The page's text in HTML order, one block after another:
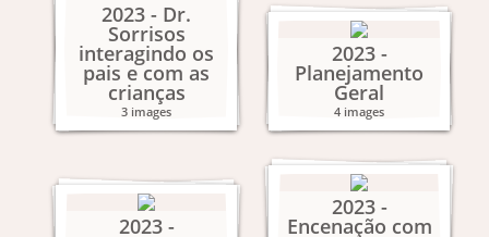
2023 - Dr.
Sorrisos
interagindo os
pais e com as
crianças
3 images
2023 -
Planejamento
Geral
4 images
2023 -
2023 -
Encenação com